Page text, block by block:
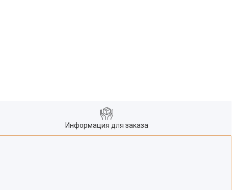
Информация для заказа